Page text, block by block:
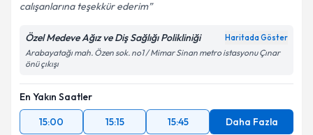
calışanlarına teşekkür ederim
Özel Medeve Ağız ve Diş Sağlığı Polikliniği Haritada Göster
Arabayatağı mah. Özen sok. no1 / Mimar Sinan metro istasyonu Çınar
önü çıkışı
En Yakın Saatler
15:00
15:15 15:45 Daha Fazla